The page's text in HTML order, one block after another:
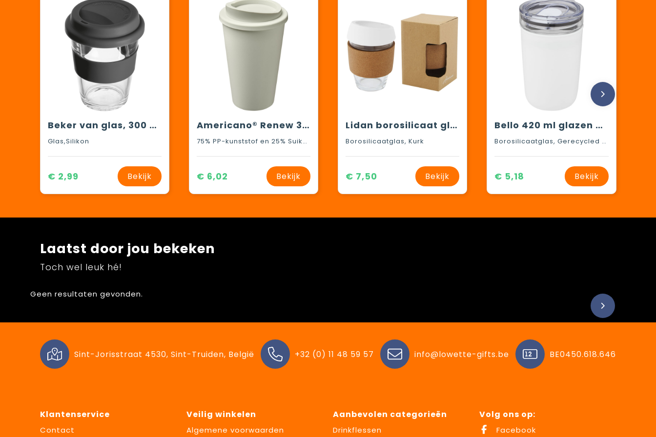
Beker van glas, 300 ml inhoud
Glas,Silikon
€ 2,99 Bekijk
Americano®­­ Renew 350 ml geïsoleerde beker
75% PP-kunststof en 25% Suikerriet-bioplastic
€ 6,02 Bekijk
Lidan borosilicaat glazen beker van 360 ml met kurken grip en siliconen deksel
Borosilicaatglas, Kurk
€ 7,50 Bekijk
Bello 420 ml glazen beker met buitenwand van gerecycled plastic
Borosilicaatglas, Gerecycled kunststof, AS-kunststof
€ 5,18 Bekijk
Laatst door jou bekeken
Toch wel leuk hé!
Geen resultaten gevonden.
Sint-Jorisstraat 4530, Sint-Truiden, België +32 (0) 11 48 59 57 info@lowette-gifts.be BE0450.618.646
Klantenservice
Contact
Veilig winkelen
Algemene voorwaarden
Aanbevolen categorieën
Drinkflessen
Volg ons op:
Facebook